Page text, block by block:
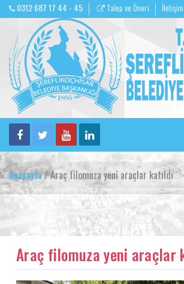
0312 687 17 44 - 45 Talep ve Öneri İletişim
Anasayfa/ Araç filomuza yeni araçlar katıldı
Araç filomuza yeni araçlar